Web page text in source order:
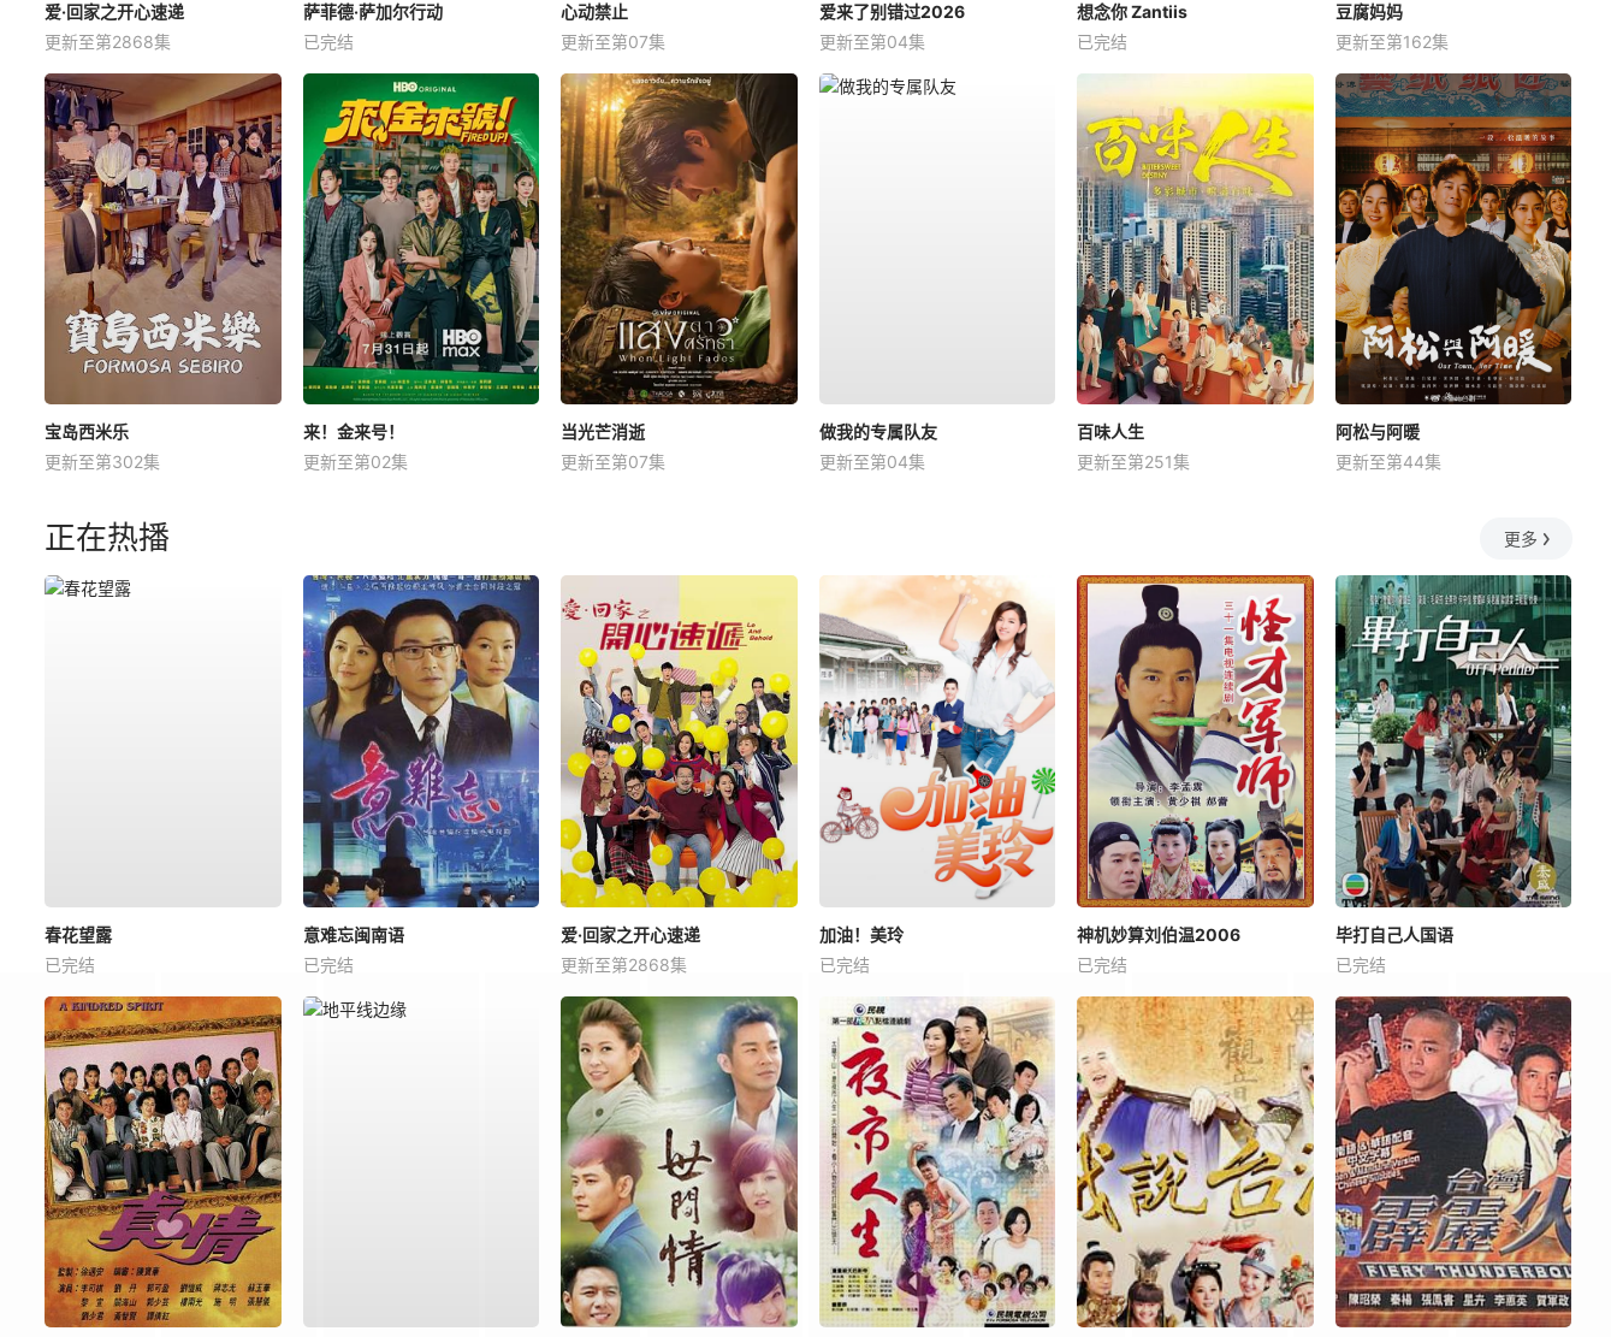
爱·回家之开心速递
更新至第2868集
萨菲德·萨加尔行动
已完结
心动禁止
更新至第07集
爱来了别错过2026
更新至第04集
想念你 Zantiis
已完结
豆腐妈妈
更新至第162集
宝岛西米乐
更新至第302集
来！金来号！
更新至第02集
当光芒消逝
更新至第07集
做我的专属队友
更新至第04集
百味人生
更新至第251集
阿松与阿暖
更新至第44集
正在热播 更多
春花望露
已完结
意难忘闽南语
已完结
爱·回家之开心速递
更新至第2868集
加油！美玲
已完结
神机妙算刘伯温2006
已完结
毕打自己人国语
已完结